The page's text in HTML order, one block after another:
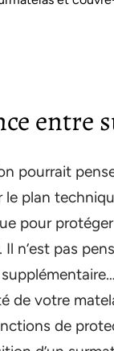
entre
pourrait
le plan
pour
n’est pas
de votre
de